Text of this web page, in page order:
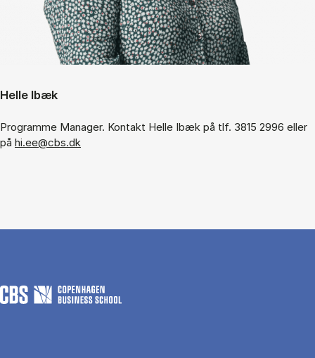
Helle Ibæk
Programme Manager. Kontakt Helle Ibæk på tlf. 3815 2996 eller
på hi.ee@cbs.dk